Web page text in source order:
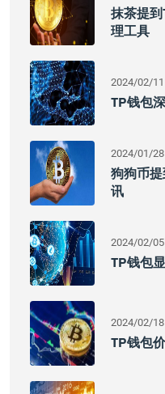
抹茶提
理工具
2024/02/11
TP钱包
2024/01/28
狗狗币
讯
2024/02/05
TP钱包
2024/02/18
TP钱包